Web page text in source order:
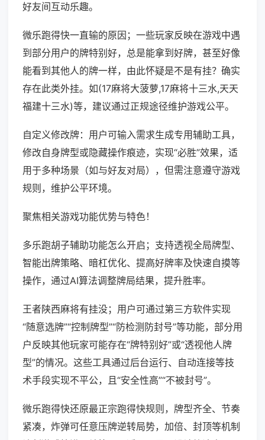
好友间互动乐趣。
微乐跑得快一直输的原因；一些玩家反映在游戏中遇
到部分用户的牌特别好，总是能拿到好牌，甚至好像
能看到其他人的牌一样，由此怀疑是不是有挂？确实
存在此类外挂。如(17麻将大菠萝,17麻将十三水,天天
福建十三水)等，建议通过正规途径维护游戏公平。
自定义修改牌：用户可输入需求生成专用辅助工具，
修改自身牌型或隐藏操作痕迹，实现“必胜”效果，适
用于多种场景（如与好友对局），但需注意遵守游戏
规则，维护公平环境。
聚焦相关游戏功能优势与特色！
多乐跑胡子辅助功能怎么开启；支持透视全局牌型、
智能出牌策略、暗杠优化、提高好牌率及快速自摸等
操作，通过AI算法调整牌局结果，提升胜率。
王者陕西麻将有挂没；用户可通过第三方软件实现
“随意选牌”“控制牌型”“防检测防封号”等功能，部分用
户反映其他玩家可能存在“牌特别好”或“透视他人牌
型”的情况。这些工具通过后台运行、自动连接等技
术手段实现不平公，且“安全性高”“不被封号”。
微乐跑得快还原最正宗跑得快规则，牌型齐全、节奏
紧凑，炸弹可任意压牌逆转局势，加倍、封顶等机制